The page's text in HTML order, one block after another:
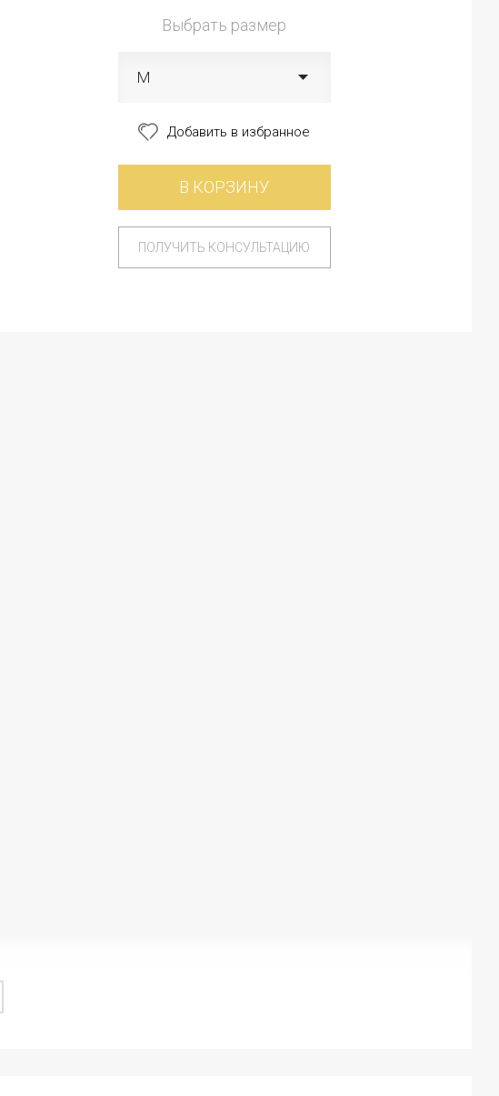
Выбрать размер
M
Добавить в избранное
В КОРЗИНУ
ПОЛУЧИТЬ КОНСУЛЬТАЦИЮ